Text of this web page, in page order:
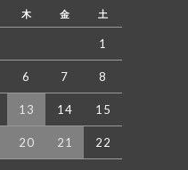
木 金 土
1
6 7 8
13 14 15
20 21 22